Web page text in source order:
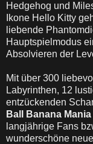
Hedgehog und
Ikone Hello Kitty
liebende
Hauptspielmodus
Absolvieren der
Mit über 300
Labyrinthen, 12
entzückenden
Ball Banana Mania
langjährige Fans
wunderschöne